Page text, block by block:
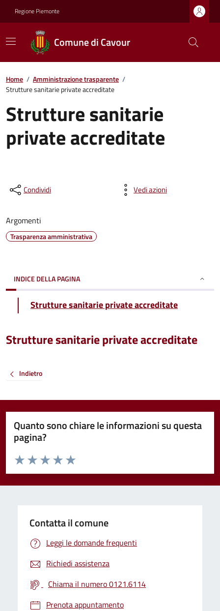
Regione Piemonte
Comune di Cavour
Home / Amministrazione trasparente /
Strutture sanitarie private accreditate
Strutture sanitarie
private accreditate
Condividi Vedi azioni
Argomenti
Trasparenza amministrativa
INDICE DELLA PAGINA
Strutture sanitarie private accreditate
Strutture sanitarie private accreditate
Indietro
Quanto sono chiare le informazioni su questa
pagina?
Valuta da 1 a 5 stelle la pagina
Valuta 5 stelle su 5
Valuta 4 stelle su 5
Valuta 3 stelle su 5
Valuta 2 stelle su 5
Valuta 1 stelle su 5
Contatta il comune
Leggi le domande frequenti
Richiedi assistenza
Chiama il numero 0121.6114
Prenota appuntamento